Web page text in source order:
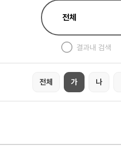
결과내 검색
전체 가 나